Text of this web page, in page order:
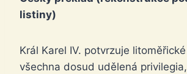
listiny)
Král Karel IV. potvrzuje
všechna dosud udělená